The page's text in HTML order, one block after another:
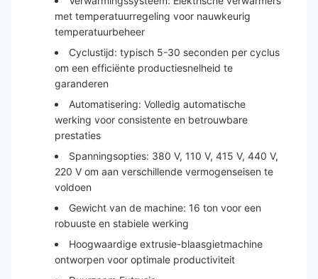
met temperatuurregeling voor nauwkeurig
temperatuurbeheer
Cyclustijd: typisch 5-30 seconden per cyclus
om een efficiënte productiesnelheid te
garanderen
Automatisering: Volledig automatische
werking voor consistente en betrouwbare
prestaties
Spanningsopties: 380 V, 110 V, 415 V, 440 V,
220 V om aan verschillende vermogenseisen te
voldoen
Gewicht van de machine: 16 ton voor een
robuuste en stabiele werking
Hoogwaardige extrusie-blaasgietmachine
ontworpen voor optimale productiviteit